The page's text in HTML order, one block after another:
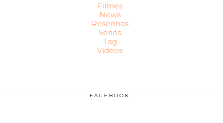
Filmes
News
Resenhas
Séries
Tag
Vídeos
FACEBOOK